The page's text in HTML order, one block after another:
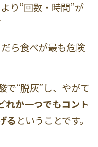
り“回数・時間”が
ら食べが最も危険
で“脱灰”し、やがて
れか一つでもコント
る ということです。